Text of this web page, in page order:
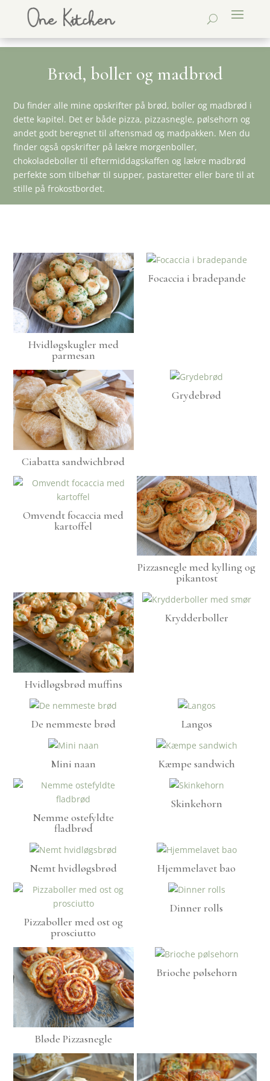
Brød, boller og madbrød
Du finder alle mine opskrifter på brød, boller og madbrød i
dette kapitel. Det er både pizza, pizzasnegle, pølsehorn og
andet godt beregnet til aftensmad og madpakken. Men du
finder også opskrifter på lækre morgenboller,
chokoladeboller til eftermiddagskaffen og lækre madbrød
perfekte som tilbehør til supper, pastaretter eller bare til at
stille på frokostbordet.
Hvidløgskugler med
parmesan
Focaccia i bradepande
Ciabatta sandwichbrød
Grydebrød
Omvendt focaccia med
kartoffel
Pizzasnegle med kylling og
pikantost
Hvidløgsbrød muffins
Krydderboller
De nemmeste brød Langos
Mini naan Kæmpe sandwich
Nemme ostefyldte
fladbrød
Skinkehorn
Nemt hvidløgsbrød Hjemmelavet bao
Pizzaboller med ost og
prosciutto
Dinner rolls
Bløde Pizzasnegle
Brioche pølsehorn